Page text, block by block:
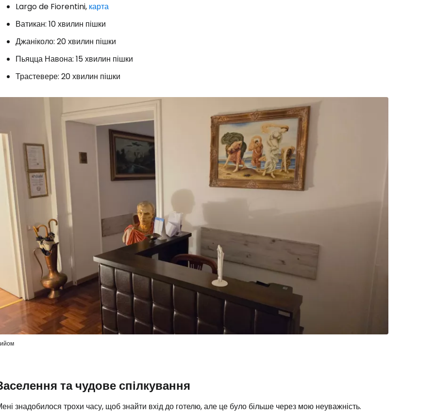
Largo de Fiorentini, карта
Ватикан: 10 хвилин пішки
Джаніколо: 20 хвилин пішки
Пьяцца Навона: 15 хвилин пішки
Трастевере: 20 хвилин пішки
та чудове спілкування
знадобилося трохи часу, щоб знайти вхід до готелю, але це було більше через мою неуважність.